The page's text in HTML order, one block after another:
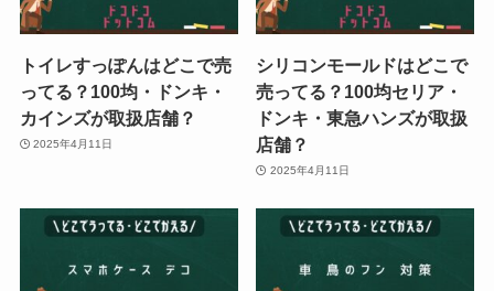
トイレすっぽんはどこで売
ってる？100均・ドンキ・
カインズが取扱店舗？
2025年4月11日
シリコンモールドはどこで
売ってる？100均セリア・
ドンキ・東急ハンズが取扱
店舗？
2025年4月11日